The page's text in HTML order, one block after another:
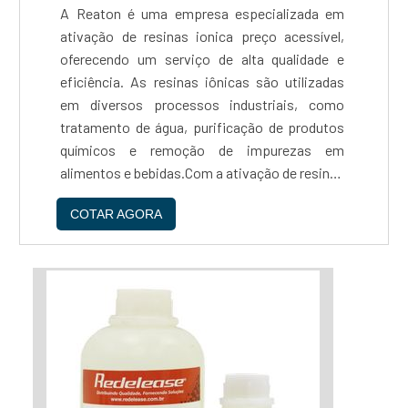
A Reaton é uma empresa especializada em
ativação de resinas ionica preço acessível,
oferecendo um serviço de alta qualidade e
eficiência. As resinas iônicas são utilizadas
em diversos processos industriais, como
tratamento de água, purificação de produtos
químicos e remoção de impurezas em
alimentos e bebidas.Com a ativação de resinas
ionica preço justo, é possível aumentar a
capacidade de troca iônica, melhorando a
eficiência do processo e reduzindo os custos
operacionais. Além disso, a Reaton oferece
um serviço de manutenção preventiva,
resinas iônicas.A EMPRESA MAIS
QUALIFICADA DO SEGMENTOA empresa conta
com uma equipe altamente qualificada e
equipamentos de última geração, garantindo a
COTAR AGORA